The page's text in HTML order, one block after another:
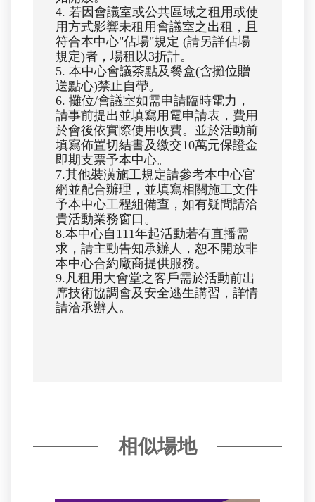
4. 若因會議室或公共區域之租用或使
用方式影響未租用會議室之出租，且
符合本中心"佔場"規定 (請另詳佔場
規定)者，場租以3折計。
5. 本中心會議茶點及餐盒(含攤位贈
送點心)禁止自帶。
6. 攤位/會議室如需申請臨時電力，
請事前提出並填寫用電申請表，費用
於會後依實際使用收費。並於活動前
填寫佈置切結書及繳交10萬元保證金
即期支票予本中心。
7.其他裝潢施工規定請參考本中心官
網並配合辦理，並填寫相關施工文件
予本中心工程組備查，如有疑問請洽
貴活動業務窗口。
8.本中心自111年起活動若有直播需
求，請主動告知承辦人，恕不開放非
本中心合約廠商提供服務。
9.凡租用大會堂之客戶需於活動前出
席技術協調會及安全逃生講習，詳情
請洽承辦人。
相似場地